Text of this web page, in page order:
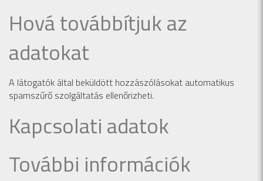
Hová továbbítjuk az
adatokat
A látogatók által beküldött hozzászólásokat automatikus
spamszűrő szolgáltatás ellenőrizheti.
Kapcsolati adatok
További információk